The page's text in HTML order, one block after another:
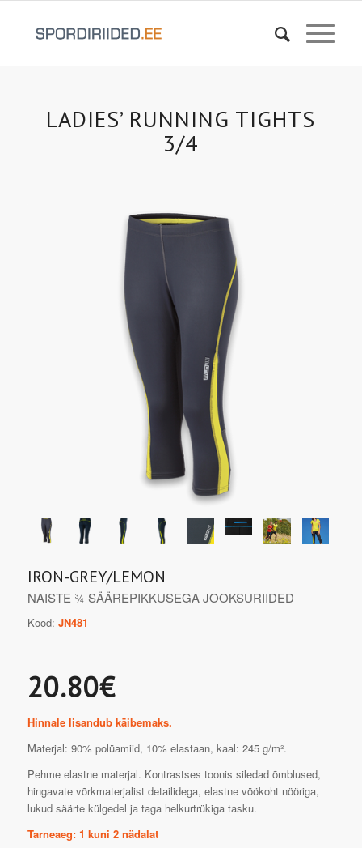
LADIES’ RUNNING TIGHTS
3/4
IRON-GREY/LEMON
NAISTE ¾ SÄÄREPIKKUSEGA JOOKSURIIDED
Kood: JN481
20.80€
Hinnale lisandub käibemaks.
Materjal: 90% polüamiid, 10% elastaan, kaal: 245 g/m².
Pehme elastne materjal. Kontrastses toonis siledad õmblused,
hingavate võrkmaterjalist detailidega, elastne vöökoht nööriga,
lukud säärte külgedel ja taga helkurtrükiga tasku.
Tarneaeg: 1 kuni 2 nädalat